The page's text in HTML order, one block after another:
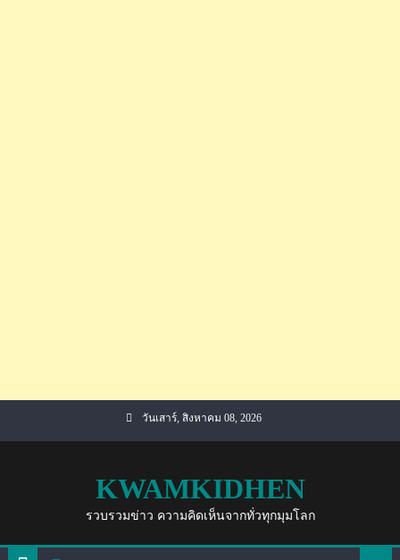
วันเสาร์, สิงหาคม 08, 2026
KWAMKIDHEN
รวบรวมข่าว ความคิดเห็นจากทั่วทุกมุมโลก